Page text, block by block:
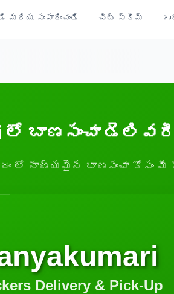
మరియు సంపాదించండి చిట్ స్కీమ్
లో బాణసంచా
లో నాణ్యమైన బాణసంచా కోసం మీ
Delivery & Pick-Up